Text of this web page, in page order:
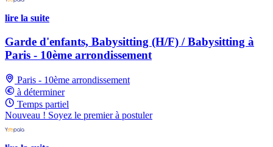
lire la suite
Garde d'enfants, Babysitting (H/F) / Babysitting à
Paris - 10ème arrondissement
Paris - 10ème arrondissement
à déterminer
Temps partiel
Nouveau ! Soyez le premier à postuler